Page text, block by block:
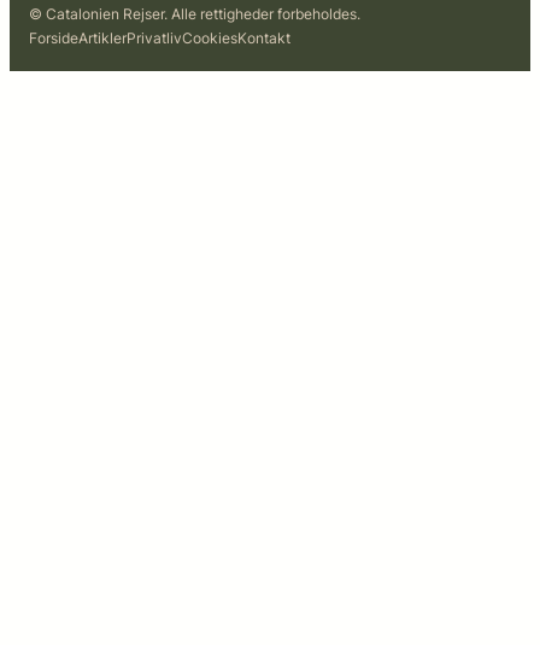
© Catalonien Rejser. Alle rettigheder forbeholdes.
ForsideArtiklerPrivatlivCookiesKontakt